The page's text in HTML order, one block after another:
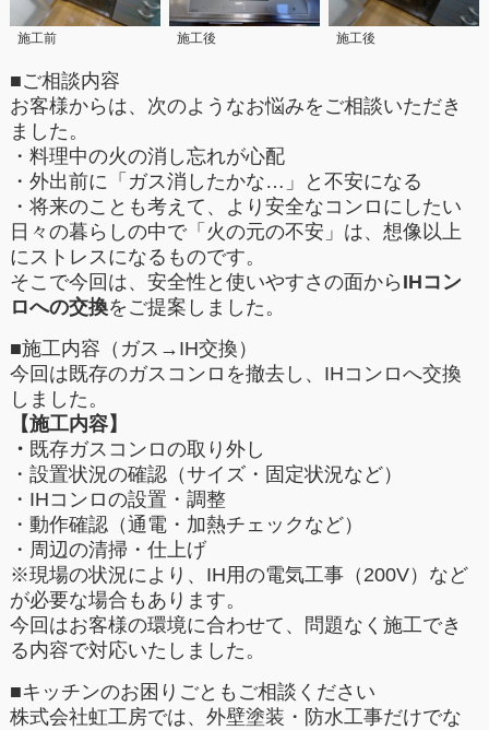
施工前 施工後 施工後
■ご相談内容
お客様からは、次のようなお悩みをご相談いただき
ました。
・料理中の火の消し忘れが心配
・外出前に「ガス消したかな…」と不安になる
・将来のことも考えて、より安全なコンロにしたい
日々の暮らしの中で「火の元の不安」は、想像以上
にストレスになるものです。
そこで今回は、安全性と使いやすさの面から IHコン
ロへの交換をご提案しました。
■施工内容（ガス→IH交換）
今回は既存のガスコンロを撤去し、IHコンロへ交換
しました。
【施工内容】
・ 既存ガスコンロの取り外し
・設置状況の確認（サイズ・固定状況など）
・IHコンロの設置・調整
・動作確認（通電・加熱チェックなど）
・周辺の清掃・仕上げ
※現場の状況により、IH用の電気工事（200V）など
が必要な場合もあります。
今回はお客様の環境に合わせて、問題なく施工でき
る内容で対応いたしました。
■キッチンのお困りごともご相談ください
株式会社虹工房では、外壁塗装・防水工事だけでな